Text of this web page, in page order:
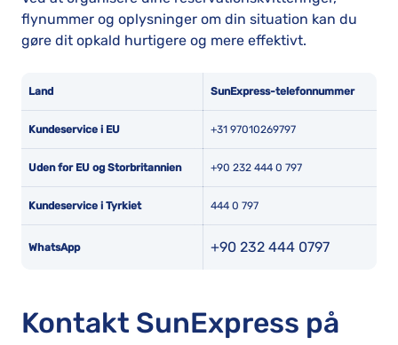
flynummer og oplysninger om din situation kan du
gøre dit opkald hurtigere og mere effektivt.
Land SunExpress-telefonnummer
Kundeservice i EU +31 97010269797
Uden for EU og Storbritannien +90 232 444 0 797
Kundeservice i Tyrkiet 444 0 797
WhatsApp +90 232 444 0797
Kontakt SunExpress på